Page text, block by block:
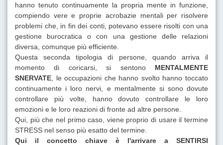
hanno tenuto continuamente la propria mente in funzione,
compiendo vere e proprie acrobazie mentali per risolvere
problemi che, in fin dei conti, potevano essere risolti con una
gestione burocratica o con una gestione delle relazioni
diversa, comunque più efficiente.
Questa seconda tipologia di persone, quando arriva il
momento di coricarsi, si sentono MENTALMENTE
SNERVATE , le occupazioni che hanno svolto hanno toccato
continuamente i loro nervi, e mentalmente si sono dovute
controllare più volte, hanno dovuto controllare le loro
emozioni e le loro reazioni di fronte ad altre persone.
Qui, più che nel primo caso, viene proprio di usare il termine
STRESS nel senso più esatto del termine.
Qui il concetto chiave è l'arrivare a SENTIRSI